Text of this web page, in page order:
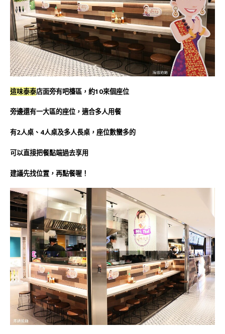
這味泰泰店面旁有吧檯區，約10來個座位
旁邊還有一大區的座位，適合多人用餐
有2人桌、4人桌及多人長桌，座位數蠻多的
可以直接把餐點端過去享用
建議先找位置，再點餐喔！